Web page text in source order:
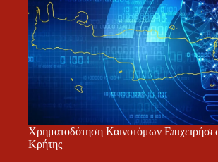
Χρηματοδότηση Καινοτόμων
Κρήτης